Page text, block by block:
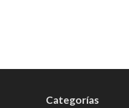
Categorías